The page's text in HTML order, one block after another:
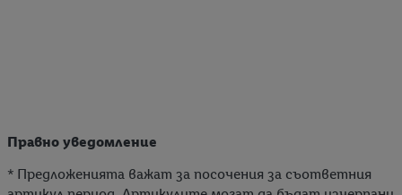
Правно уведомление
* Предложенията важат за посочения за съответния